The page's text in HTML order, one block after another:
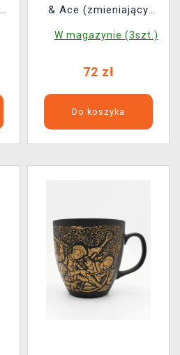
& Ace (zmieniający
W magazynie (3szt.)
72 zł
Do koszyka